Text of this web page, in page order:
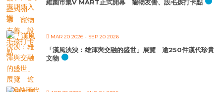
維園市集V MART正式開幕 寵物友善、設毛孩打卡點
MAR 20 2026 - SEP 20 2026
「漢風泱泱：雄渾與交融的盛世」展覽 逾250件漢代珍貴
文物